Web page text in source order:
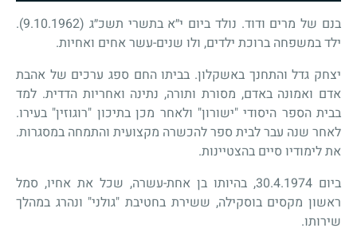
בנם של מרים ודוד. נולד ביום י״א בתשרי תשכ״ג (9.10.1962).
ילד במשפחה ברוכת ילדים, ולו שנים-עשר אחים ואחיות.
יצחק גדל והתחנך באשקלון. בביתו החם ספג ערכים של אהבת
אדם ואמונה באדם, מסורת ותורה, נתינה ואחריות הדדית. למד
בבית הספר היסודי "ישורון" ולאחר מכן בתיכון "רוגוזין" בעירו.
לאחר שנה עבר לבית ספר להכשרה מקצועית והתמחה במסגרות.
את לימודיו סיים בהצטיינות.
ביום 30.4.1974, בהיותו בן אחת-עשרה, שכל את אחיו, סמל
ראשון מקסים בוסקילה, ששירת בחטיבת "גולני" ונהרג במהלך
שירותו.